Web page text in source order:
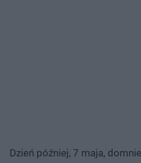
Dzień później, 7 maja,